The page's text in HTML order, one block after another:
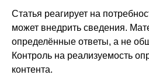
Статья реагирует на
может внедрить сведения.
определённые ответы, а не
Контроль на реализуемость
контента.